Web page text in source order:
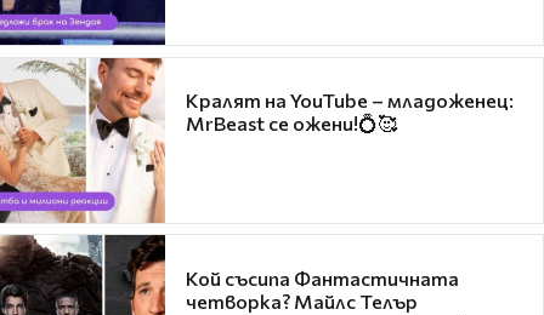
Кралят на YouTube – младоженец:
MrBeast се ожени!💍🥰
Кой съсипа Фантастичната
четворка? Майлс Телър